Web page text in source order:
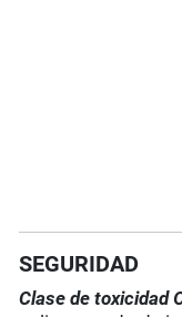
SEGURIDAD
Clase de toxicidad